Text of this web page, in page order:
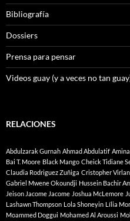
Bibliografía
Dossiers
Prensa para pensar
Videos guay (y a veces no tan
RELACIONES
Abdulzarak Gurnah Ahmad Abdulatif
Bai T. Moore Black Mango Cheick Tidiane
Claudia Rodriguez Zuñiga Cristopher
Gabriel Mwene Okoundji Hussein Bachir
Jeison Jacome Jacome Joshua McLemore
Lashawn Thompson Lola Shoneyin Lília
Moammed Doggui Mohamed Al Aroussi